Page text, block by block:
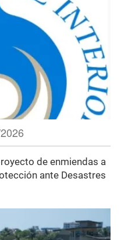
de enmiendas a
ante Desastres